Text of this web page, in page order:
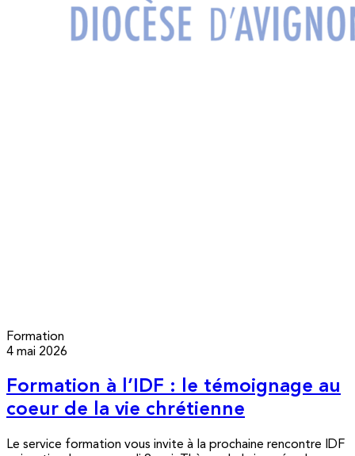
Formation
4 mai 2026
Formation à l’IDF : le témoignage au
coeur de la vie chrétienne
Le service formation vous invite à la prochaine rencontre IDF